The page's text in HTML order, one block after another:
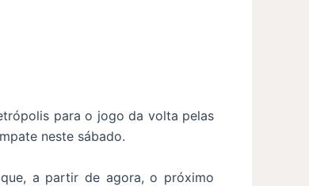
para o jogo da volta pelas
neste sábado.
a partir de agora, o próximo